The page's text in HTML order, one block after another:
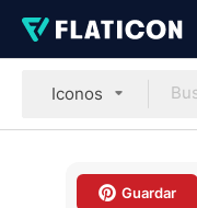
Iconos
Guardar